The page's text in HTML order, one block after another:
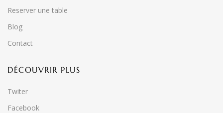
Reserver une table
Blog
Contact
DÉCOUVRIR PLUS
Twiter
Facebook